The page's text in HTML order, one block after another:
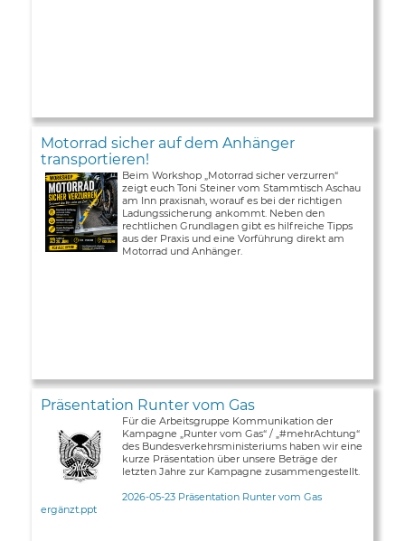
Motorrad sicher auf dem Anhänger
transportieren!
Beim Workshop „Motorrad sicher verzurren“
zeigt euch Toni Steiner vom Stammtisch Aschau
am Inn praxisnah, worauf es bei der richtigen
Ladungssicherung ankommt. Neben den
rechtlichen Grundlagen gibt es hilfreiche Tipps
aus der Praxis und eine Vorführung direkt am
Motorrad und Anhänger.
Präsentation Runter vom Gas
Für die Arbeitsgruppe Kommunikation der
Kampagne „Runter vom Gas“ / „#mehrAchtung“
des Bundesverkehrsministeriums haben wir eine
kurze Präsentation über unsere Beträge der
letzten Jahre zur Kampagne zusammengestellt.
2026-05-23 Präsentation Runter vom Gas
ergänzt.ppt